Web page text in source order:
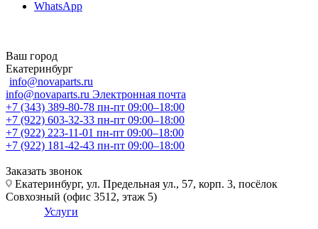
WhatsApp
Ваш город
Екатеринбург
info@novaparts.ru
info@novaparts.ru Электронная почта
+7 (343) 389-80-78 пн-пт 09:00–18:00
+7 (922) 603-32-33 пн-пт 09:00–18:00
+7 (922) 223-11-01 пн-пт 09:00–18:00
+7 (922) 181-42-43 пн-пт 09:00–18:00
Заказать звонок
Екатеринбург, ул. Предельная ул., 57, корп. 3, посёлок
Совхозный (офис 3512, этаж 5)
Услуги